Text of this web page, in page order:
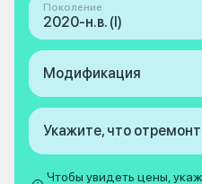
Поколение
2020-н.в. (I)
Модификация
Укажите, что
Чтобы увидеть цены,